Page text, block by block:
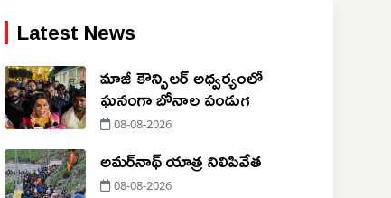
Latest News
మాజీ కౌన్సిలర్ అధ్వర్యంలో
ఘనంగా బోనాల పండుగ
08-08-2026
అమర్‌నాథ్ యాత్ర నిలిపివేత
08-08-2026